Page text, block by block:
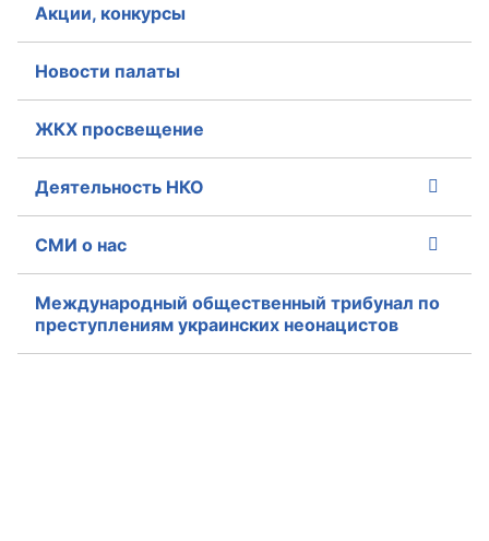
Акции, конкурсы
Новости палаты
ЖКХ просвещение
Деятельность НКО
СМИ о нас
Международный общественный трибунал по
преступлениям украинских неонацистов